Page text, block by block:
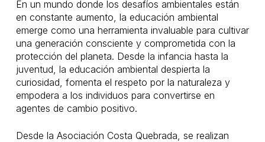
En un mundo donde los desafíos ambientales están
en constante aumento, la educación ambiental
emerge como una herramienta invaluable para cultivar
una generación consciente y comprometida con la
protección del planeta. Desde la infancia hasta la
juventud, la educación ambiental despierta la
curiosidad, fomenta el respeto por la naturaleza y
empodera a los individuos para convertirse en
agentes de cambio positivo.
Desde la Asociación Costa Quebrada, se realizan